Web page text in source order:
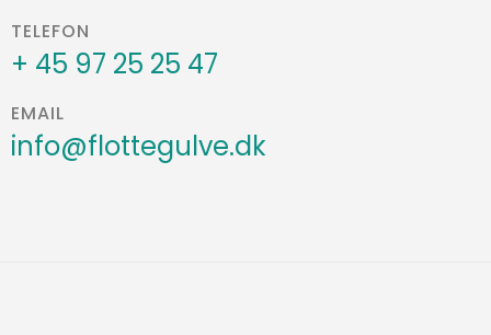
TELEFON
+ 45 97 25 25 47
EMAIL
info@flottegulve.dk